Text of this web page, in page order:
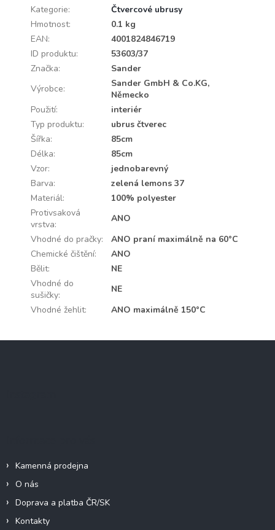
Kategorie:
Čtvercové ubrusy
Hmotnost:
0.1 kg
EAN:
4001824846719
ID produktu:
53603/37
Značka:
Sander
Výrobce:
Sander GmbH & Co.KG,
Německo
Použití:
interiér
Typ produktu:
ubrus čtverec
Šířka:
85cm
Délka:
85cm
Vzor:
jednobarevný
Barva:
zelená lemons 37
Materiál:
100% polyester
Protivsaková
vrstva:
ANO
Vhodné do pračky:
ANO praní maximálně na 60°C
Chemické čištění:
ANO
Bělit:
NE
Vhodné do
sušičky:
NE
Vhodné žehlit: ANO maximálně 150°C
Z
Kamenná prodejna
O nás
Doprava a platba ČR/SK
Kontakty